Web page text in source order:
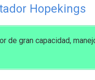
Hopekings
de gran capacidad,